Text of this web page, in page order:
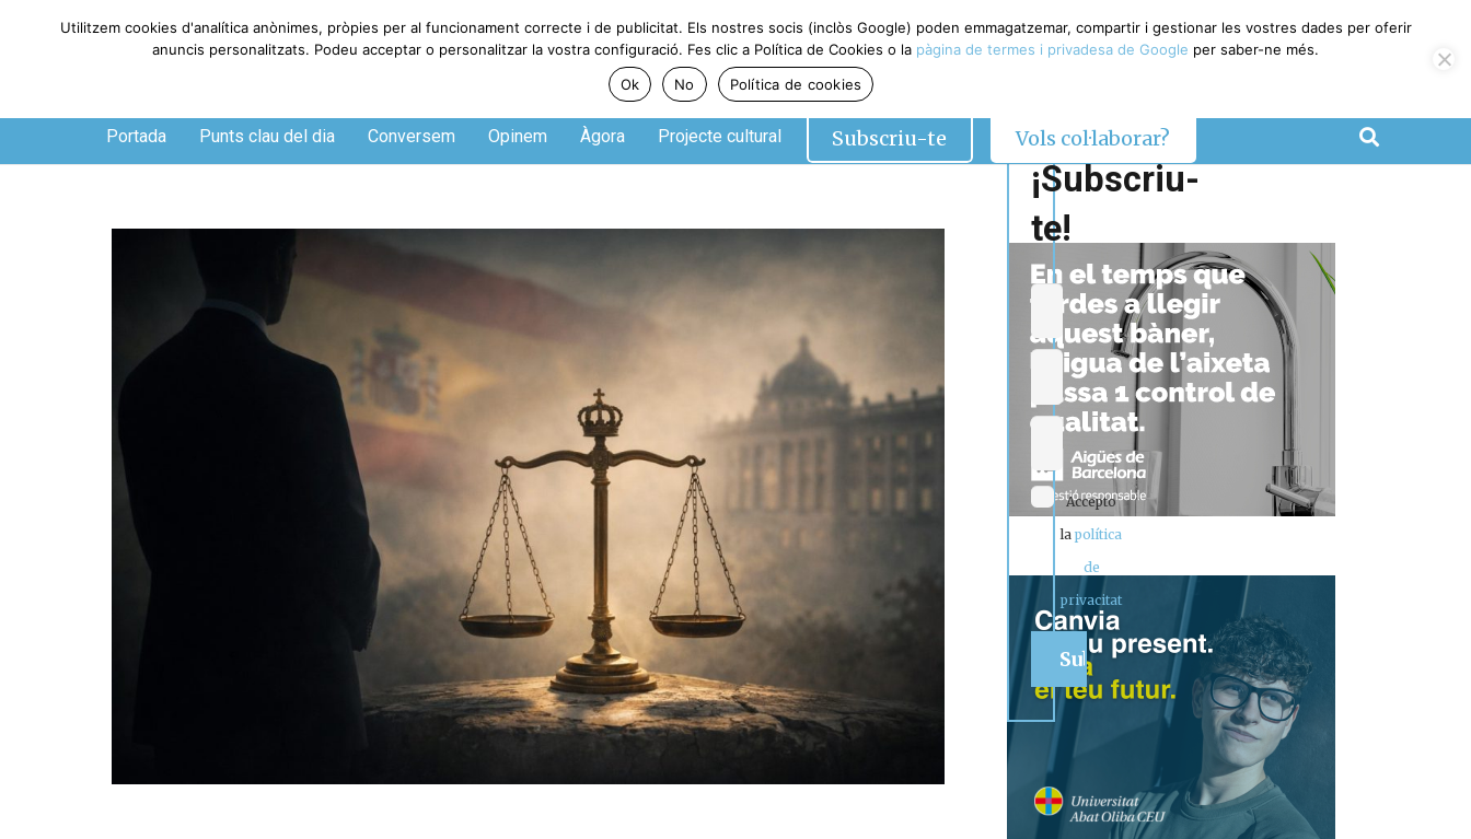
Dilluns, 10 de agosto de 2026
Portada Punts clau del dia Conversem Opinem Àgora Projecte cultural Subscriu-te Vols col·laborar?
¡Subscriu-
te!
Accepto
lapolítica
de
privacitat
Utilitzem cookies d'analítica anònimes, pròpies per al funcionament correcte i de publicitat. Els nostres socis (inclòs Google) poden emmagatzemar, compartir i gestionar les vostres dades per oferir
anuncis personalitzats. Podeu acceptar o personalitzar la vostra configuració. Fes clic a Política de Cookies o la pàgina de termes i privadesa de Google per saber-ne més.
Ok
No Política de cookies